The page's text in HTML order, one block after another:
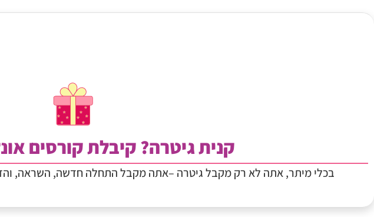
קנית גיטרה? קיבלת קורסים
בכלי מיתר, אתה לא רק מקבל גיטרה –אתה מקבל התחלה חדשה, השראה,